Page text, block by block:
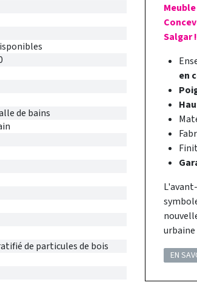
de bains
de particules de bois
Salgar !
en
EN